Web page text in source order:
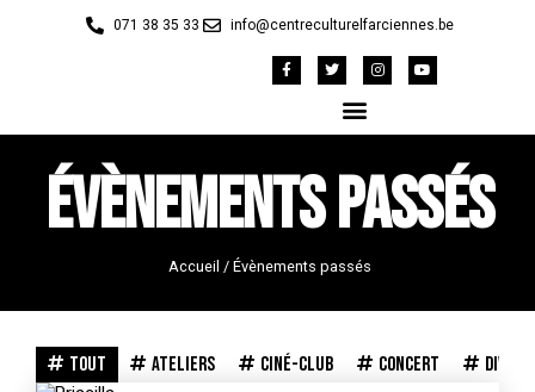
071 38 35 33 info@centreculturelfarciennes.be
Évènements passés
Accueil /Évènements passés
Tout Ateliers Ciné-Club Concert Divers